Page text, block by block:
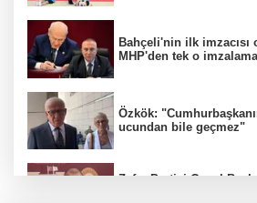
Bahçeli'nin ilk
MHP'den tek o
Özkök:
ucundan bile geçmez"
Zafer Partisi Genel